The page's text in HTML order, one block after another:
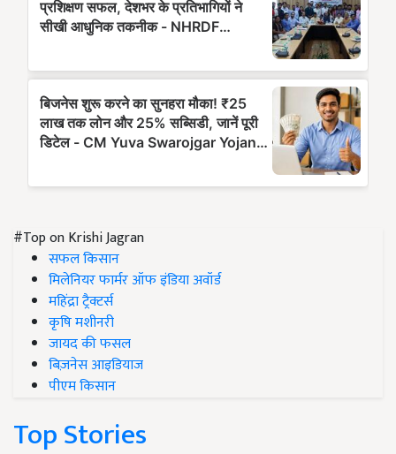
#Top on Krishi Jagran
सफल किसान
मिलेनियर फार्मर ऑफ इंडिया अवॉर्ड
महिंद्रा ट्रैक्टर्स
कृषि मशीनरी
जायद की फसल
बिज़नेस आइडियाज
पीएम किसान
Top Stories